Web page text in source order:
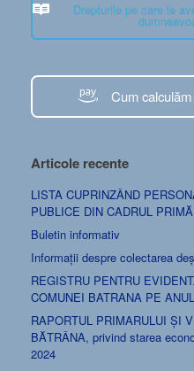
Drepturile pe care le
Cum
Articole recente
LISTA CUPRINZÂND
PUBLICE DIN CADRUL
Buletin informativ
Informații despre colectarea
REGISTRU PENTRU
COMUNEI BATRANA PE
RAPORTUL PRIMARULUI ȘI
BĂTRÂNA, privind starea
2024